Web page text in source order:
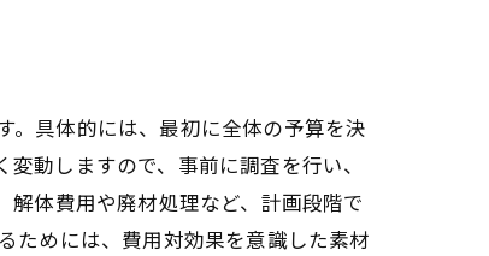
。具体的には、最初に全体の予算を決
動しますので、事前に調査を行い、
体費用や廃材処理など、計画段階で
ためには、費用対効果を意識した素材